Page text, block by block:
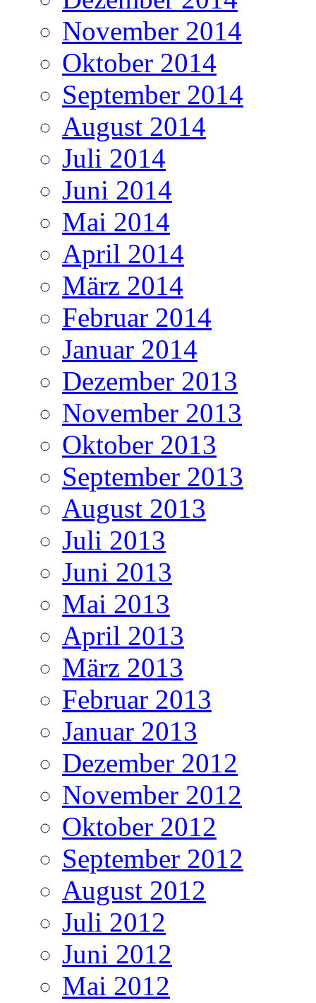
November 2014
Oktober 2014
September 2014
August 2014
Juli 2014
Juni 2014
Mai 2014
April 2014
März 2014
Februar 2014
Januar 2014
Dezember 2013
November 2013
Oktober 2013
September 2013
August 2013
Juli 2013
Juni 2013
Mai 2013
April 2013
März 2013
Februar 2013
Januar 2013
Dezember 2012
November 2012
Oktober 2012
September 2012
August 2012
Juli 2012
Juni 2012
Mai 2012